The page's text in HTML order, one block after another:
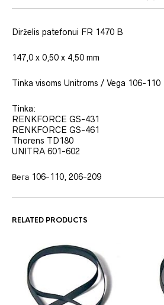
Dirželis patefonui FR 1470 B
147,0 x 0,50 x 4,50 mm
Tinka visoms Unitroms / Vega 106-110
Tinka:
RENKFORCE GS-431
RENKFORCE GS-461
Thorens TD180
UNITRA 601-602
Вега 106-110, 206-209
RELATED PRODUCTS